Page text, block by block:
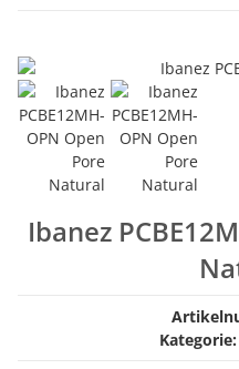
Ibanez
Kategorie: